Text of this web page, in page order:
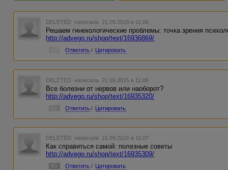
DELETED написала 21.09.2015 в 11:06
Решаем гинекологические проблемы: точка зрения
http://advego.ru/shop/text/16936869/
Ответить / Цитировать
DELETED написала 21.09.2015 в 11:06
Все болезни от нервов или наоборот?
http://advego.ru/shop/text/16935320/
Ответить / Цитировать
DELETED написала 21.09.2015 в 11:07
Как справиться самой: полезные советы
http://advego.ru/shop/text/16935309/
#3 Ответить / Цитировать